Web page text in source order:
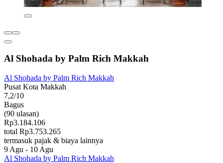
Al Shohada by Palm Rich Makkah
Al Shohada by Palm Rich Makkah
Pusat Kota Makkah
7,2/10
Bagus
(90 ulasan)
Rp3.184.106
total Rp3.753.265
termasuk pajak & biaya lainnya
9 Agu - 10 Agu
Al Shohada by Palm Rich Makkah